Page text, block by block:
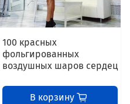
100 красных
фольгированных
воздушных шаров сердец
В корзину